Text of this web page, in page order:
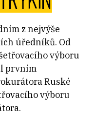
z nejvýše
úředníků. Od
výboru
prvním
Ruské
výboru